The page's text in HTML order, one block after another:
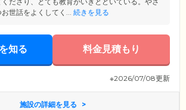
世話をよくしてく... 続きを見る
知る 料金見積もり
※2026/07/08更新
施設の詳細を見る